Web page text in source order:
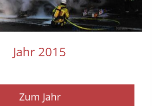
Jahr 2015
Zum Jahr